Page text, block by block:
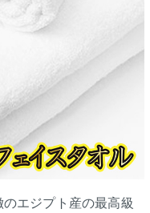
エジプト産の最高級